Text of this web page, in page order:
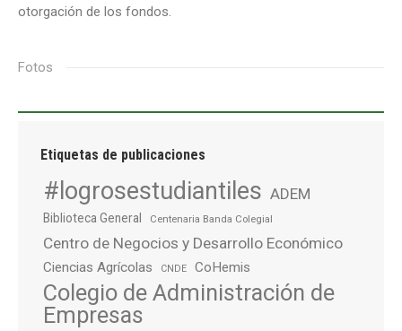
otorgación de los fondos.
Fotos
Etiquetas de publicaciones
#logrosestudiantiles ADEM
Biblioteca General Centenaria Banda Colegial
Centro de Negocios y Desarrollo Económico
Ciencias Agrícolas CNDE CoHemis
Colegio de Administración de
Empresas